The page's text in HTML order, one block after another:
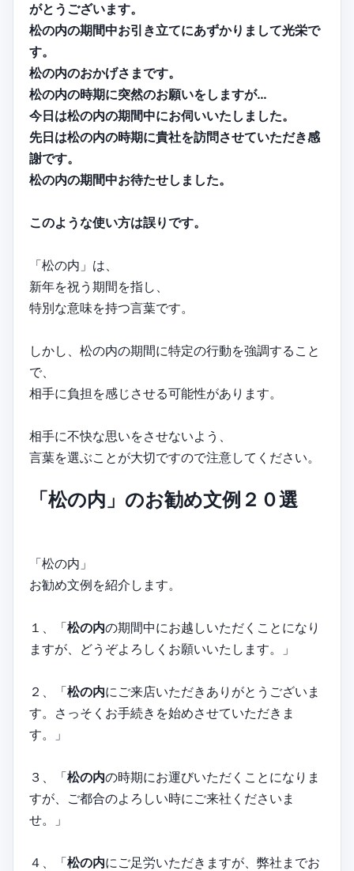
がとうございます。
松の内の期間中お引き立てにあずかりまして光栄で
す。
松の内のおかげさまです。
松の内の時期に突然のお願いをしますが…
今日は松の内の期間中にお伺いいたしました。
先日は松の内の時期に貴社を訪問させていただき感
謝です。
松の内の期間中お待たせしました。
このような使い方は誤りです。
「松の内」は、
新年を祝う期間を指し、
特別な意味を持つ言葉です。
しかし、松の内の期間に特定の行動を強調すること
で、
相手に負担を感じさせる可能性があります。
相手に不快な思いをさせないよう、
言葉を選ぶことが大切ですので注意してください。
「松の内」のお勧め文例２０選
「松の内」
お勧め文例を紹介します。
１、「松の内の期間中にお越しいただくことになり
ますが、どうぞよろしくお願いいたします。」
２、「松の内にご来店いただきありがとうございま
す。さっそくお手続きを始めさせていただきま
す。」
３、「松の内の時期にお運びいただくことになりま
すが、ご都合のよろしい時にご来社くださいま
せ。」
４、「松の内にご足労いただきますが、弊社までお